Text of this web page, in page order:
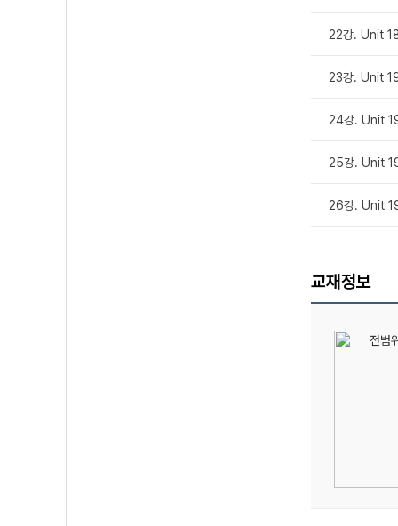
22강. Unit
23강. Unit
24강. Unit
25강. Unit
26강. Unit
교재정보